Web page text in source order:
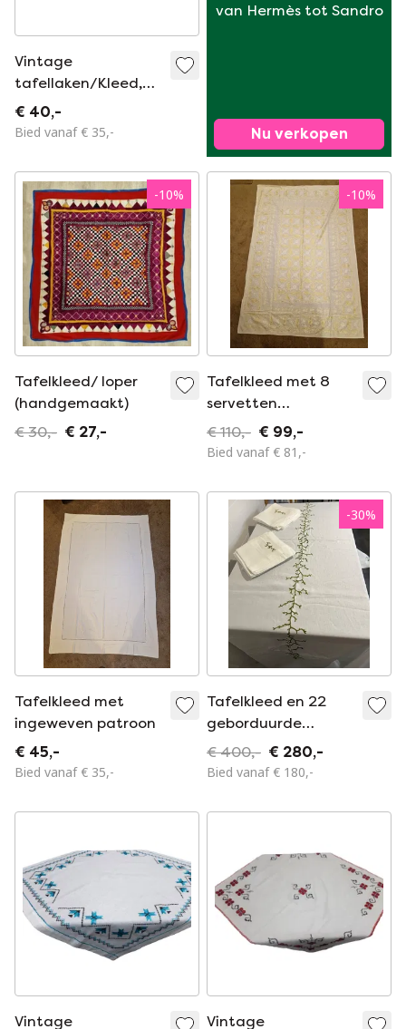
Vintage
tafellaken/Kleed,
Cinderella
€ 40,-
Bied vanaf € 35,-
van Hermès tot Sandro
Nu verkopen
-10%
Tafelkleed/ loper
(handgemaakt)
€ 30,- € 27,-
-10%
Tafelkleed met 8
servetten
(handgeborduurd)
€ 110,- € 99,-
Bied vanaf € 81,-
Tafelkleed met
ingeweven patroon
€ 45,-
Bied vanaf € 35,-
-30%
Tafelkleed en 22
geborduurde
servetten
€ 400,- € 280,-
Bied vanaf € 180,-
Vintage Vintage